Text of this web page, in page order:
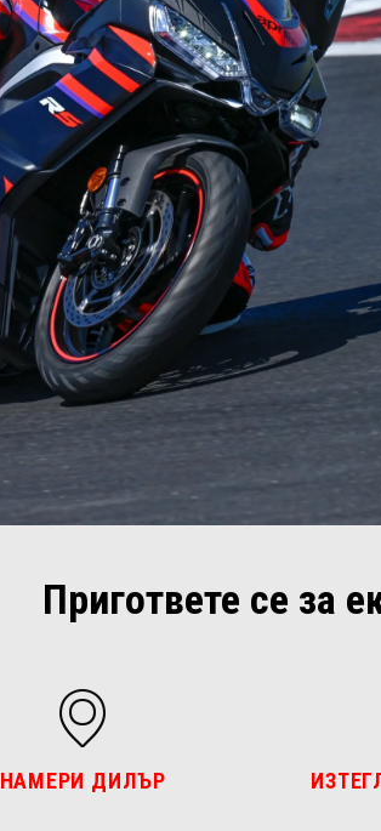
Пригответе се за
НАМЕРИ ДИЛЪР